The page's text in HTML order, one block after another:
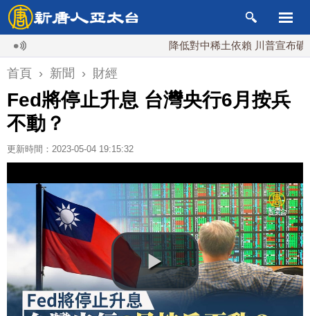
降低對中稀土依賴 川普宣布礦業投
首頁 › 新聞 › 財經
Fed將停止升息 台灣央行6月按兵
不動？
更新時間：2023-05-04 19:15:32